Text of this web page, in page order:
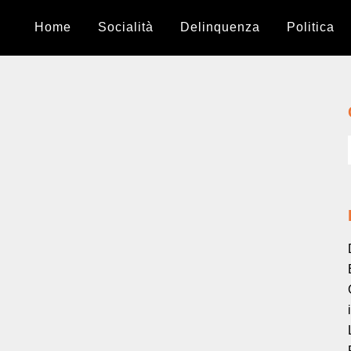
Home Socialità Delinquenza Politica